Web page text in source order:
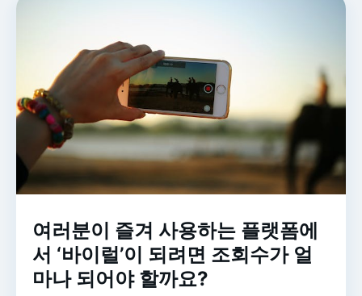
여러분이 즐겨 사용하는 플랫폼에
서 ‘바이럴’이 되려면 조회수가 얼
마나 되어야 할까요?